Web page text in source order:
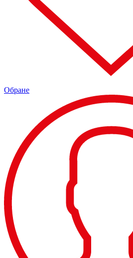
Обране